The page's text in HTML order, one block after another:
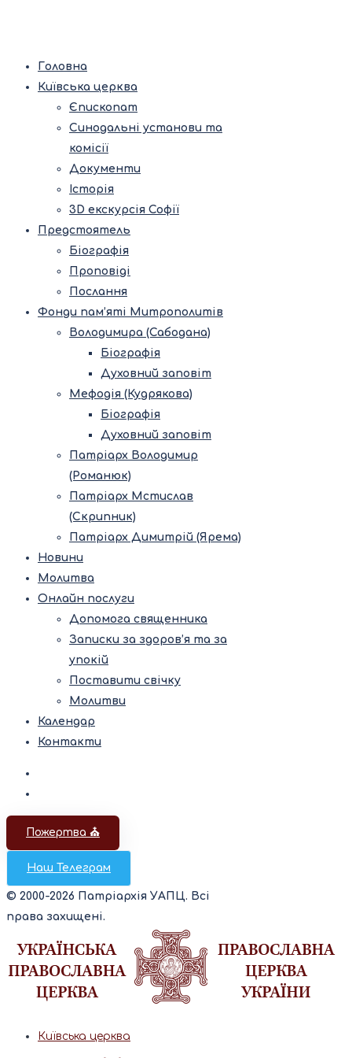
Головна
Київська церква
Єпископат
Синодальні установи та
комісії
Документи
Історія
3D екскурсія Софії
Предстоятель
Біографія
Проповіді
Послання
Фонди пам’яті Митрополитів
Володимира (Сабодана)
Біографія
Духовний заповіт
Мефодія (Кудрякова)
Біографія
Духовний заповіт
Патріарх Володимир
(Романюк)
Патріарх Мстислав
(Скрипник)
Патріарх Димитрій (Ярема)
Новини
Молитва
Онлайн послуги
Допомога священника
Записки за здоров’я та за
упокій
Поставити свічку
Молитви
Календар
Контакти
Пожертва ⛪️
Наш Телеграм
© 2000-2026 Патріархія УАПЦ. Всі
права захищені.
Київська церква